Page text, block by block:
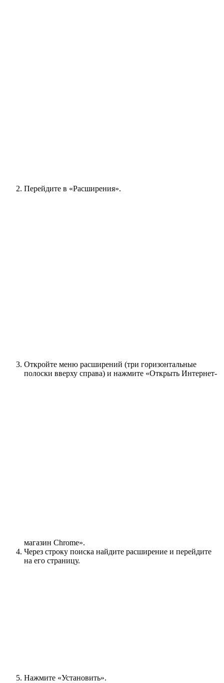
Перейдите в «Расширения».
Откройте меню расширений (три горизонтальные
полоски вверху справа) и нажмите «Открыть Интернет-
магазин Chrome».
Через строку поиска найдите расширение и перейдите
на его страницу.
Нажмите «Установить».